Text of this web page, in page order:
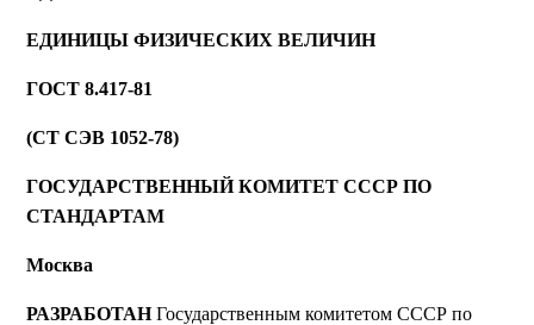
ЕДИНИЦЫ ФИЗИЧЕСКИХ ВЕЛИЧИН
ГОСТ 8.417-81
(СТ СЭВ 1052-78)
ГОСУДАРСТВЕННЫЙ КОМИТЕТ СССР ПО
СТАНДАРТАМ
Москва
РАЗРАБОТАНГосударственным комитетом СССР по